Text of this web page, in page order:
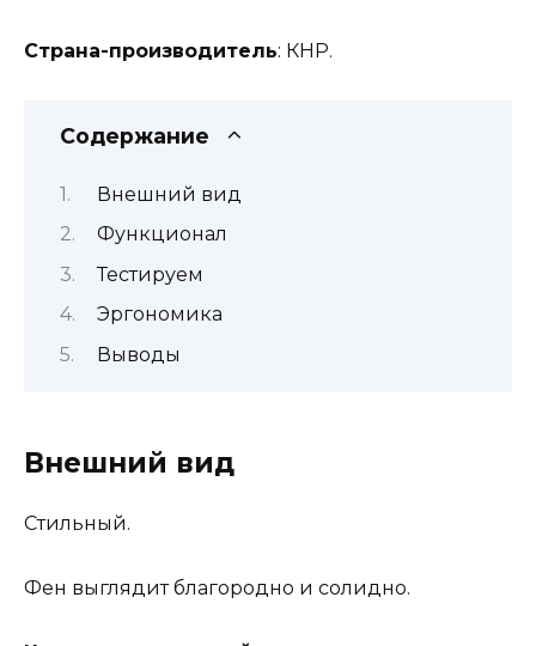
Страна-производитель: КНР.
Содержание
Внешний вид
Функционал
Тестируем
Эргономика
Выводы
Внешний вид
Стильный.
Фен выглядит благородно и солидно.